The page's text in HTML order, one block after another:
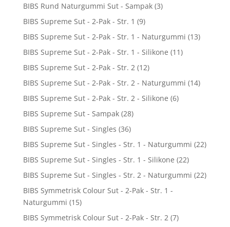
BIBS Rund Naturgummi Sut - Sampak (3)
BIBS Supreme Sut - 2-Pak - Str. 1 (9)
BIBS Supreme Sut - 2-Pak - Str. 1 - Naturgummi (13)
BIBS Supreme Sut - 2-Pak - Str. 1 - Silikone (11)
BIBS Supreme Sut - 2-Pak - Str. 2 (12)
BIBS Supreme Sut - 2-Pak - Str. 2 - Naturgummi (14)
BIBS Supreme Sut - 2-Pak - Str. 2 - Silikone (6)
BIBS Supreme Sut - Sampak (28)
BIBS Supreme Sut - Singles (36)
BIBS Supreme Sut - Singles - Str. 1 - Naturgummi (22)
BIBS Supreme Sut - Singles - Str. 1 - Silikone (22)
BIBS Supreme Sut - Singles - Str. 2 - Naturgummi (22)
BIBS Symmetrisk Colour Sut - 2-Pak - Str. 1 -
Naturgummi (15)
BIBS Symmetrisk Colour Sut - 2-Pak - Str. 2 (7)